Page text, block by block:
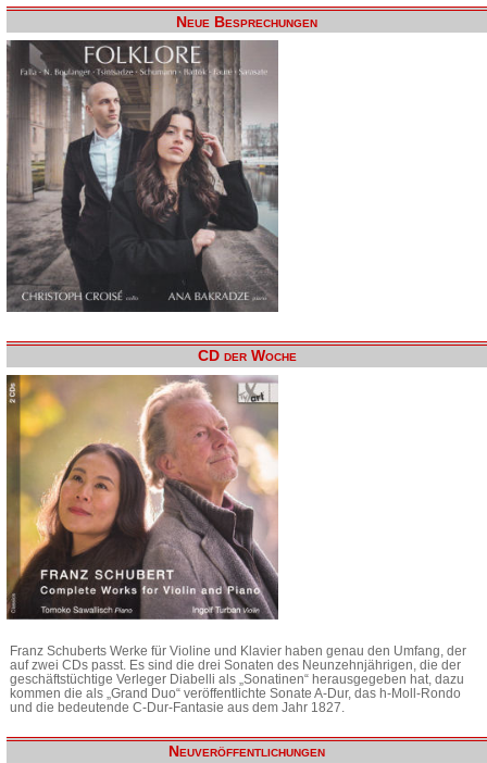
Neue Besprechungen
CD der Woche
Franz Schuberts Werke für Violine und Klavier haben genau den Umfang, der
auf zwei CDs passt. Es sind die drei Sonaten des Neunzehnjährigen, die der
geschäftstüchtige Verleger Diabelli als „Sonatinen“ herausgegeben hat, dazu
kommen die als „Grand Duo“ veröffentlichte Sonate A-Dur, das h-Moll-Rondo
und die bedeutende C-Dur-Fantasie aus dem Jahr 1827.
Neuveröffentlichungen